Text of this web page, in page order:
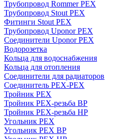
Трубопровод Rommer PEX
Трубопровод Stout PEX
Фитинги Stout PEX
Трубопровод Uponor PEX
Соединители Uponor PEX
Водорозетка
Кольца для водоснабжения
Кольца для отопления
Соединители для радиаторов
Соединитель PEX-PEX
Тройник PEX
Тройник PEX-резьба ВР
Тройник PEX-резьба НР
Угольник PEX
Угольник PEX ВР